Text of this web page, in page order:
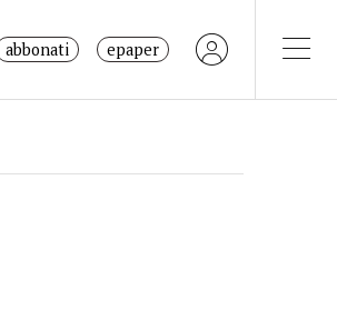
abbonati epaper